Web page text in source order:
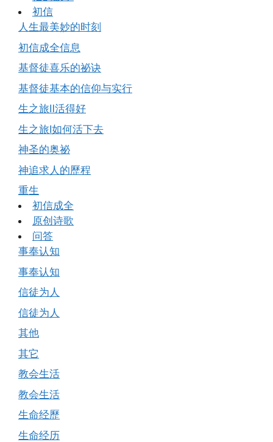
初信
人生最美妙的时刻
初信成全信息
基督徒喜乐的祕诀
基督徒基本的信仰与实行
生之旅Ⅱ活得好
生之旅Ⅰ如何活下去
神圣的奥祕
神追求人的歷程
重生
初信成全
原创诗歌
问答
事奉认知
事奉认知
信徒为人
信徒为人
其他
其它
教会生活
教会生活
生命经歷
生命经历